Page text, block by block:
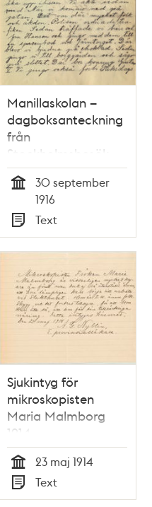
Manillaskolan –
dagboksanteckning
från
Stockholmsbesök
1916
30 september
1916
Typ
Text
Sjukintyg för
mikroskopisten
Maria Malmborg
1914
Tid
23 maj 1914
Typ
Text